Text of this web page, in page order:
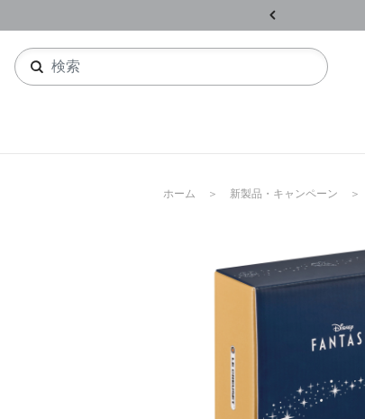
ホーム 新製品・キャンペーン